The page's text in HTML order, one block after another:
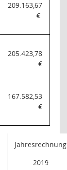
209.163,67
€
205.423,78
€
167.582,53
€
Jahresrechnung
2019